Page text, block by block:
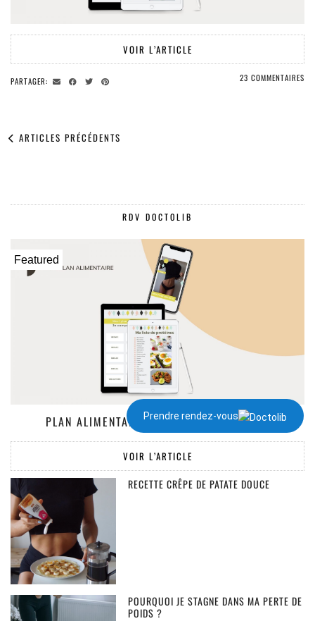
VOIR L’ARTICLE
PARTAGER: 23 COMMENTAIRES
ARTICLES PRÉCÉDENTS
RDV DOCTOLIB
Prendre rendez-vous
Featured
PLAN ALIMENTAIRE DE 1300 À 2000 KCAL
VOIR L’ARTICLE
RECETTE CRÊPE DE PATATE DOUCE
POURQUOI JE STAGNE DANS MA PERTE DE
POIDS ?